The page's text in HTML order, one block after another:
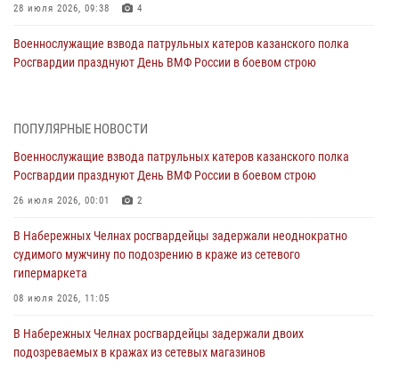
28 июля 2026, 09:38 4
Военнослужащие взвода патрульных катеров казанского полка
Росгвардии празднуют День ВМФ России в боевом строю
Татарстанские росгвардейцы завоевали «бронзу» в окружном этапе
24 июля 2026, 15:05 4
В казанском полку Росгвардии состоялся концерт певицы Кристины
23 июля 2026, 10:22 2
В Нижнекамске сотрудники Росгвардии задержали подозреваемого
в краже
В Казани Росгвардия приняла участие в обеспечении безопасности
ПОПУЛЯРНЫЕ НОВОСТИ
Военнослужащие взвода патрульных катеров казанского полка
Росгвардии празднуют День ВМФ России в боевом строю
26 июля 2026, 00:01 2
В Набережных Челнах росгвардейцы задержали неоднократно
судимого мужчину по подозрению в краже из сетевого
гипермаркета
08 июля 2026, 11:05
В Набережных Челнах росгвардейцы задержали двоих
подозреваемых в кражах из сетевых магазинов